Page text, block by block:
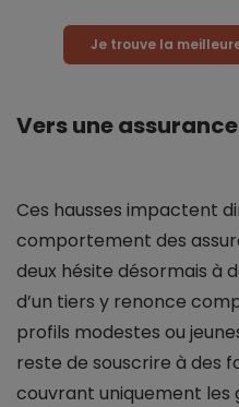
Je trouve la
Vers une
Ces hausses impactent
comportement des
deux hésite désormais à
d’un tiers y renonce
profils modestes ou
reste de souscrire à des
couvrant uniquement les